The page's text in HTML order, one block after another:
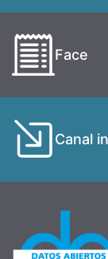
Face
Canal